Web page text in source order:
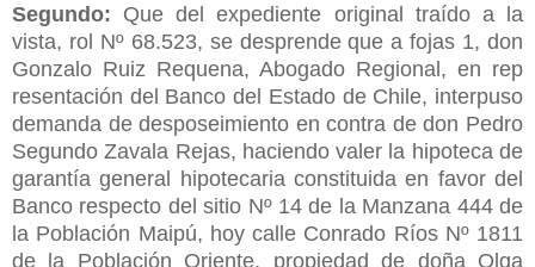
Segundo: Que del expediente original traído a la
vista, rol Nº 68.523, se desprende que a fojas 1, don
Gonzalo Ruiz Requena, Abogado Regional, en rep
resentación del Banco del Estado de Chile, interpuso
demanda de desposeimiento en contra de don Pedro
Segundo Zavala Rejas, haciendo valer la hipoteca de
garantía general hipotecaria constituida en favor del
Banco respecto del sitio Nº 14 de la Manzana 444 de
la Población Maipú, hoy calle Conrado Ríos Nº 1811
de la Población Oriente, propiedad de doña Olga